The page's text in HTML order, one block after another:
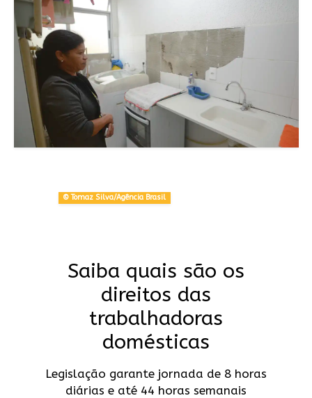
© Tomaz Silva/Agência Brasil
Saiba quais são os
direitos das
trabalhadoras
domésticas
Legislação garante jornada de 8 horas
diárias e até 44 horas semanais